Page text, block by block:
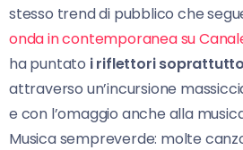
stesso trend di pubblico che
onda in contemporanea su
ha puntato i riflettori
attraverso un’incursione
e con l’omaggio anche alla
Musica sempreverde: molte